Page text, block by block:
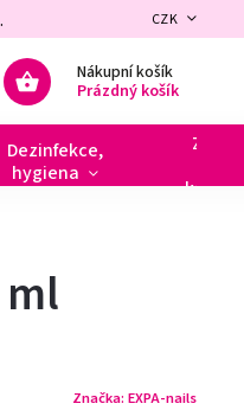
CZK
Nákupní košík
Prázdný košík
Dezinfekce,
hygiena
ml
Značka: EXPA-nails